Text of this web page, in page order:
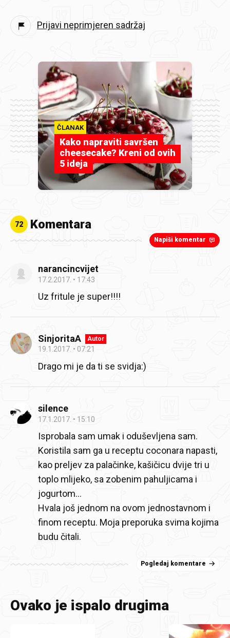
Prijavi neprimjeren sadržaj
ČLANAK
Kako napraviti savršen
cheesecake? Kreni od ovih
5 ideja
72 Komentara
Napiši komentar
narancincvijet
17.2.2017. 17:43
Uz fritule je super!!!!
SinjoritaA Autor
19.1.2017. 07:21
Drago mi je da ti se svidja:)
silence
17.1.2017. 15:10
Isprobala sam umak i oduševljena sam.
Koristila sam ga u receptu coconara napasti,
kao preljev za palačinke, kašičicu dvije tri u
toplo mlijeko, sa zobenim pahuljicama i
jogurtom...
Hvala još jednom na ovom jednostavnom i
finom receptu. Moja preporuka svima kojima
budu čitali.
Pogledaj komentare
Ovako je ispalo drugima